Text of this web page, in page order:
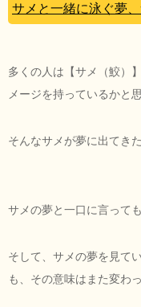
サメと一緒に泳ぐ夢
多くの人は【サメ（鮫）
メージを持っているかと
そんなサメが夢に出てき
サメの夢と一口に言って
そして、サメの夢を見て
も、その意味はまた変わ